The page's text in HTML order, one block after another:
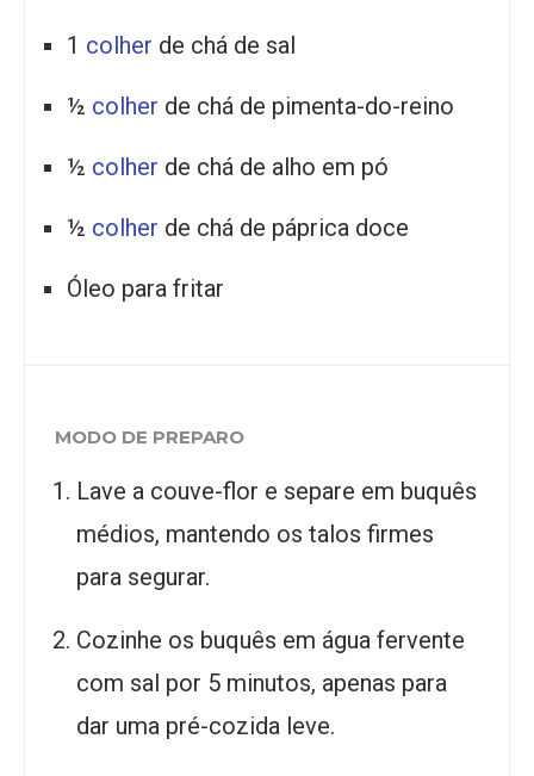
1 colher de chá de sal
½ colher de chá de pimenta-do-reino
½ colher de chá de alho em pó
½ colher de chá de páprica doce
Óleo para fritar
MODO DE PREPARO
Lave a couve-flor e separe em buquês
médios, mantendo os talos firmes
para segurar.
Cozinhe os buquês em água fervente
com sal por 5 minutos, apenas para
dar uma pré-cozida leve.